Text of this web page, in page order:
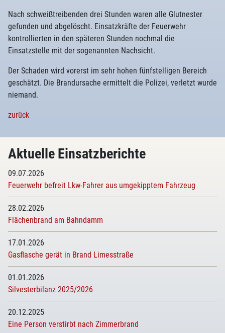
Nach schweißtreibenden drei Stunden waren alle Glutnester
gefunden und abgelöscht. Einsatzkräfte der Feuerwehr
kontrollierten in den späteren Stunden nochmal die
Einsatzstelle mit der sogenannten Nachsicht.
Der Schaden wird vorerst im sehr hohen fünfstelligen Bereich
geschätzt. Die Brandursache ermittelt die Polizei, verletzt wurde
niemand.
zurück
Aktuelle Einsatzberichte
09.07.2026
Feuerwehr befreit Lkw-Fahrer aus umgekipptem Fahrzeug
28.02.2026
Flächenbrand am Bahndamm
17.01.2026
Gasflasche gerät in Brand Limesstraße
01.01.2026
Silvesterbilanz 2025/2026
20.12.2025
Eine Person verstirbt nach Zimmerbrand